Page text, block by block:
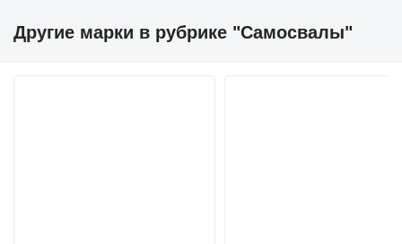
Другие марки в рубрике "Самосвалы"